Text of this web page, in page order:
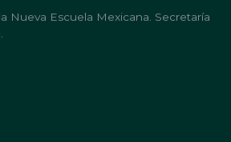
Nueva Escuela Mexicana. Secretaría